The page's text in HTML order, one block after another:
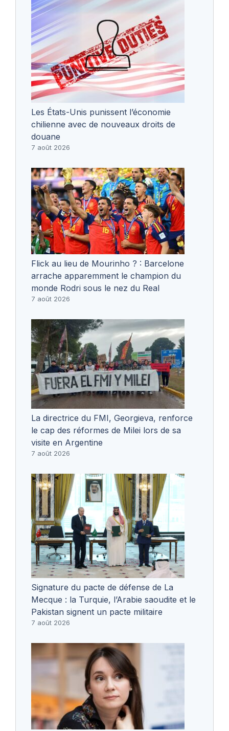
Les États-Unis punissent l’économie
chilienne avec de nouveaux droits de
douane
7 août 2026
Flick au lieu de Mourinho ? : Barcelone
arrache apparemment le champion du
monde Rodri sous le nez du Real
7 août 2026
La directrice du FMI, Georgieva, renforce
le cap des réformes de Milei lors de sa
visite en Argentine
7 août 2026
Signature du pacte de défense de La
Mecque : la Turquie, l’Arabie saoudite et le
Pakistan signent un pacte militaire
7 août 2026